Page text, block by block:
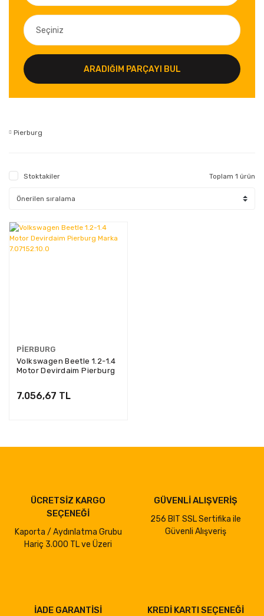
ARADIĞIM PARÇAYI BUL
Pierburg
Stoktakiler Toplam 1 ürün
PIERBURG
Volkswagen Beetle 1.2-1.4
Motor Devirdaim Pierburg
7.056,67 TL
ÜCRETSİZ KARGO
SEÇENEĞİ
Kaporta / Aydınlatma Grubu
Hariç 3.000 TL ve Üzeri
GÜVENLİ ALIŞVERİŞ
256 BIT SSL Sertifika ile
Güvenli Alışveriş
İADE GARANTİSİ KREDİ KARTI SEÇENEĞİ